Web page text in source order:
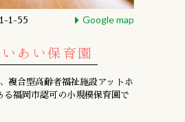
1-55 Google map
いあい保育園
複合型高齢者福祉施設アットホ
る福岡市認可の小規模保育園で